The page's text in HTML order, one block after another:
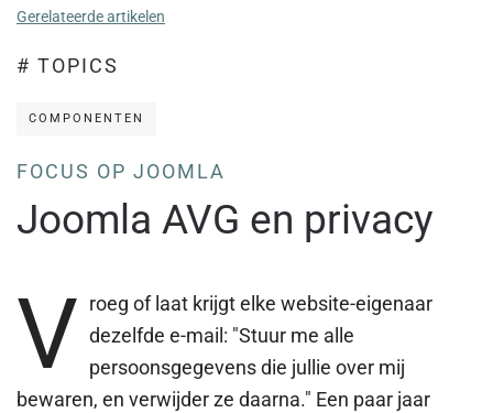
Gerelateerde artikelen
# TOPICS
COMPONENTEN
FOCUS OP JOOMLA
Joomla AVG en privacy
V roeg of laat krijgt elke website-eigenaar
dezelfde e-mail: "Stuur me alle
persoonsgegevens die jullie over mij
bewaren, en verwijder ze daarna." Een paar jaar